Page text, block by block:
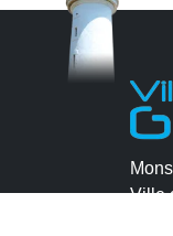
Ville